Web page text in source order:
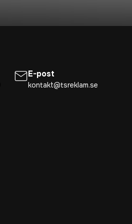
E-post
kontakt@tsreklam.se